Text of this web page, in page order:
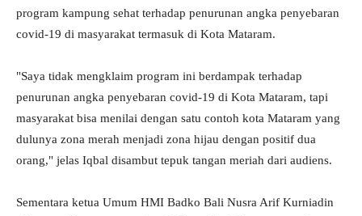
program kampung sehat terhadap penurunan angka penyebaran
covid-19 di masyarakat termasuk di Kota Mataram.
"Saya tidak mengklaim program ini berdampak terhadap
penurunan angka penyebaran covid-19 di Kota Mataram, tapi
masyarakat bisa menilai dengan satu contoh kota Mataram yang
dulunya zona merah menjadi zona hijau dengan positif dua
orang," jelas Iqbal disambut tepuk tangan meriah dari audiens.
Sementara ketua Umum HMI Badko Bali Nusra Arif Kurniadin